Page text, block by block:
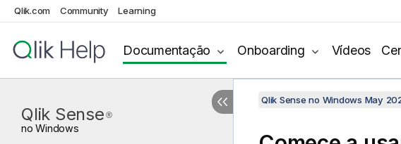
Qlik.com Community Learning
Documentação Onboarding Vídeos
Qlik Sense ®
noWindows
Qlik Sense no Windows May